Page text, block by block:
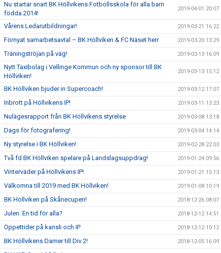
Nu startar snart BK Höllvikens Fotbollsskola för alla barn
födda 2014!
2019-04-01 20:07
Vårens Ledarutbildningar! 2019-03-21 16:22
Förnyat samarbetsavtal – BK Höllviken & FC Näset herr 2019-03-20 13:29
Träningströjan på väg! 2019-03-13 16:09
Nytt Taxibolag i Vellinge Kommun och ny sponsor till BK
Höllviken!
2019-03-13 15:12
BK Höllviken bjuder in Supercoach! 2019-03-12 17:07
Inbrott på Höllvikens IP! 2019-03-11 13:23
Nulägesrapport från BK Höllvikens styrelse 2019-03-08 13:18
Dags för fotografering! 2019-03-04 14:14
Ny styrelse i BK Höllviken! 2019-02-28 22:03
Två fd BK Höllviken spelare på Landslagsuppdrag! 2019-01-24 09:56
Vinterväder på Höllvikens IP! 2019-01-21 15:13
Välkomna till 2019 med BK Höllviken! 2019-01-08 10:19
BK Höllviken på Skånecupen! 2018-12-26 08:07
Julen. En tid för alla? 2018-12-12 14:51
Öppettider på kansli och IP 2018-12-12 10:12
BK Höllvikens Damer till Div 2! 2018-12-05 16:09